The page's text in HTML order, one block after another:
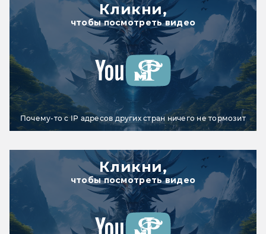
Кликни,
чтобы посмотреть видео
Почему-то с IP адресов других стран ничего не тормозит
Кликни,
чтобы посмотреть видео